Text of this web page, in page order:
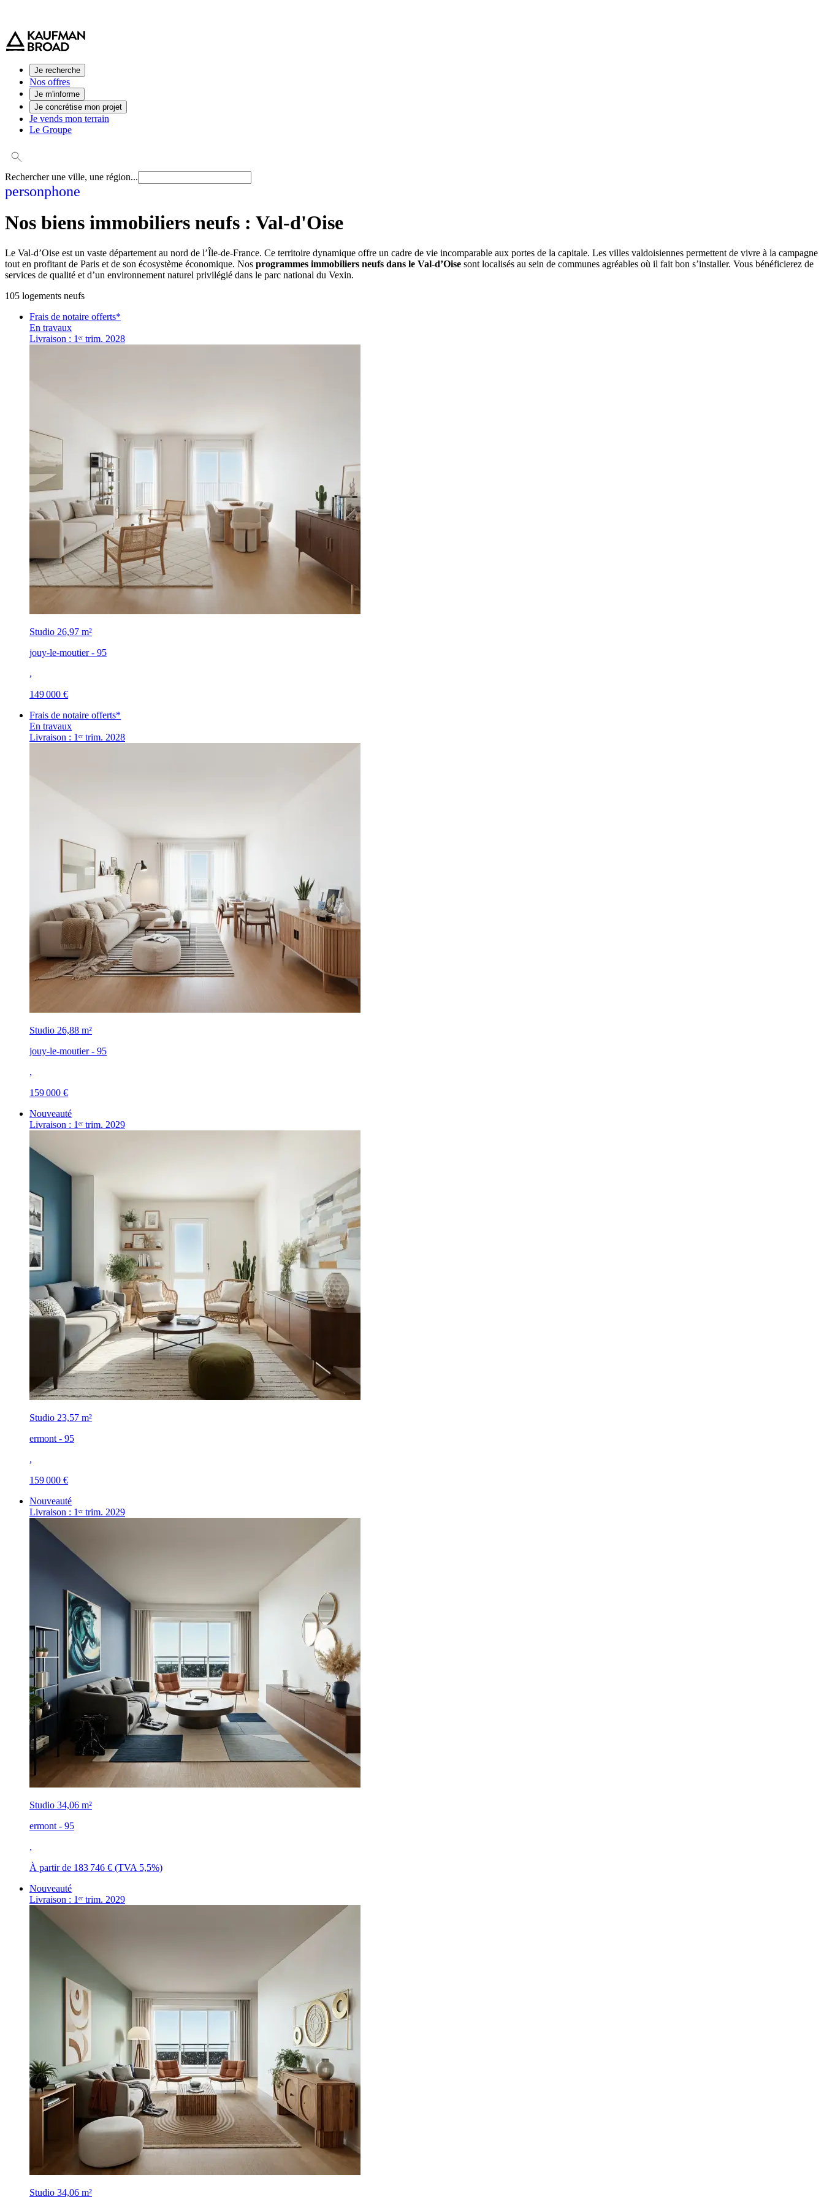
Je recherche
Nos offres
Je m'informe
Je concrétise mon projet
Je vends mon terrain
Le Groupe
Rechercher une ville, une région...
personphone
Nos biens immobiliers neufs : Val-d'Oise
Le Val-d’Oise est un vaste département au nord de l’Île-de-France. Ce territoire dynamique offre un cadre de vie incomparable aux portes de la capitale. Les villes valdoisiennes permettent de vivre à la campagne
tout en profitant de Paris et de son écosystème économique. Nos programmes immobiliers neufs dans le Val-d’Oise sont localisés au sein de communes agréables où il fait bon s’installer. Vous bénéficierez de
services de qualité et d’un environnement naturel privilégié dans le parc national du Vexin.
105 logements neufs
Frais de notaire offerts*
En travaux
Livraison : 1ᵉʳ trim. 2028
Studio 26,97 m²
jouy-le-moutier - 95
,
149 000 €
Frais de notaire offerts*
En travaux
Livraison : 1ᵉʳ trim. 2028
Studio 26,88 m²
jouy-le-moutier - 95
,
159 000 €
Nouveauté
Livraison : 1ᵉʳ trim. 2029
Studio 23,57 m²
ermont - 95
,
159 000 €
Nouveauté
Livraison : 1ᵉʳ trim. 2029
Studio 34,06 m²
ermont - 95
,
À partir de 183 746 € (TVA 5,5%)
Nouveauté
Livraison : 1ᵉʳ trim. 2029
Studio 34,06 m²